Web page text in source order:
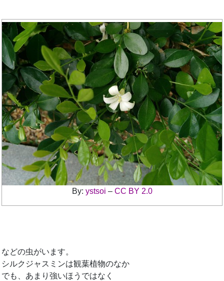
By: ystsoi – CC BY 2.0
などの虫がいます。
シルクジャスミンは観葉植物のなか
でも、あまり強いほうではなく